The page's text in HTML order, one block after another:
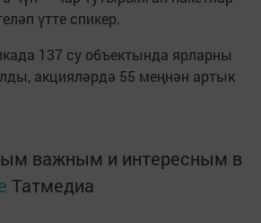
үтте спикер.
137 су объектында ярларны
акцияләрдә 55 меңнән артык
важным и интересным в
Татмедиа